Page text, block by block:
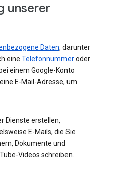
unserer
Daten, darunter
eine Telefonnummeroder
einem Google-Konto
E-Mail-Adresse, um
Dienste erstellen,
E-Mails, die Sie
Dokumente und
Videos schreiben.